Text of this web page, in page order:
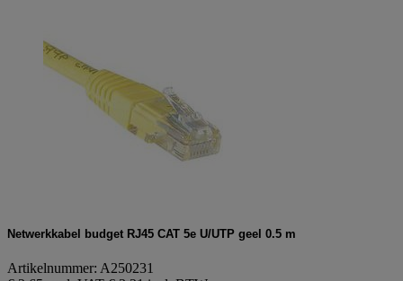
Netwerkkabel budget RJ45 CAT 5e U/UTP geel 0.5 m
Artikelnummer: A250231